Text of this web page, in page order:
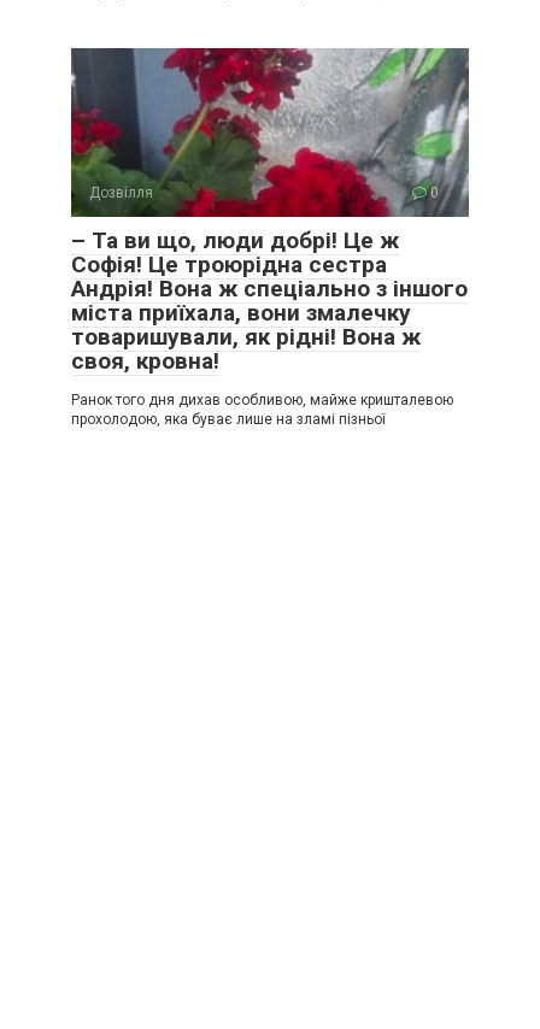
Дозвілля 0
– Та ви що, люди добрі! Це ж
Софія! Це троюрідна сестра
Андрія! Вона ж спеціально з іншого
міста приїхала, вони змалечку
товаришували, як рідні! Вона ж
своя, кровна!
Ранок того дня дихав особливою, майже кришталевою
прохолодою, яка буває лише на зламі пізньої